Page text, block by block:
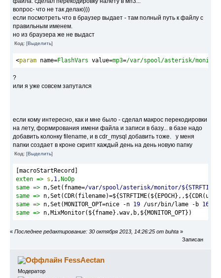
вопрос- что не так делаю)))
если посмотреть что в браузер выдает - там полный путь к файлу с
правильным именем.
но из браузера же не выдаст
Код:[Выделить]
<param name=FlashVars value=mp3=/var/spool/asterisk/monitor/
?
или я уже совсем запутался
если кому интересно, как и мне было - сделал макрос перекодировки
на лету, формирования имени файла и записи в базу... в базе надо
добавить колонку filename, и в cdr_mysql добавить тоже. у меня
папки создает в кроне скрипт каждый день на день новую папку
Код:[Выделить]
[macroStartRecord]
exten => s , 1 ,NoOp
same => n,Set(fname=/var/spool /asterisk/monitor/
same =>
same => n,Set(MONITOR_OPT=nice -n 19 /usr/bin/lame -b 16
same => n,MixMonitor(${fname}.wav,b,${MONITOR_OPT})
« Последнее редактирование: 30 октября 2013, 14:26:25 от buhta »
Записан
FessAectan
Модератор